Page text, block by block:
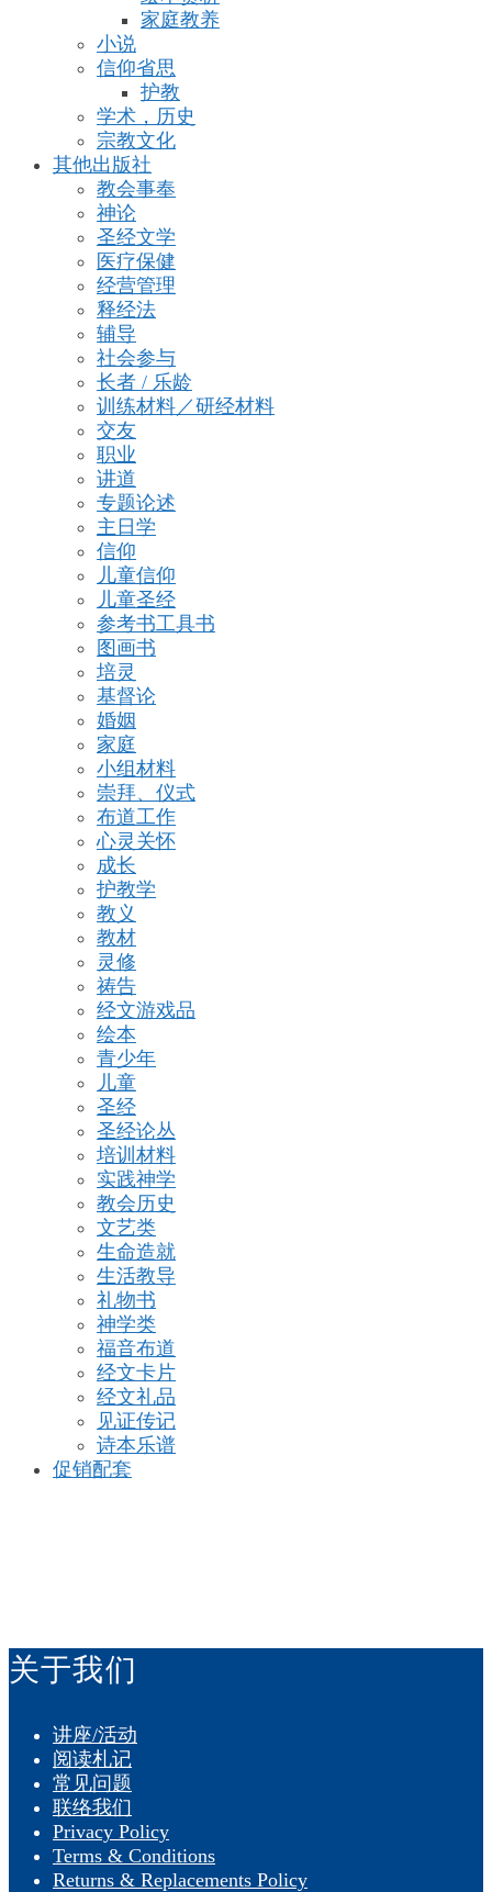
家庭教养
小说
信仰省思
护教
学术，历史
宗教文化
其他出版社
教会事奉
神论
圣经文学
医疗保健
经营管理
释经法
辅导
社会参与
长者 / 乐龄
训练材料／研经材料
交友
职业
讲道
专题论述
主日学
信仰
儿童信仰
儿童圣经
参考书工具书
图画书
培灵
基督论
婚姻
家庭
小组材料
崇拜、仪式
布道工作
心灵关怀
成长
护教学
教义
教材
灵修
祷告
经文游戏品
绘本
青少年
儿童
圣经
圣经论丛
培训材料
实践神学
教会历史
文艺类
生命造就
生活教导
礼物书
神学类
福音布道
经文卡片
经文礼品
见证传记
诗本乐谱
促销配套
关于我们
讲座/活动
阅读札记
常见问题
联络我们
Privacy Policy
Terms & Conditions
Returns & Replacements Policy